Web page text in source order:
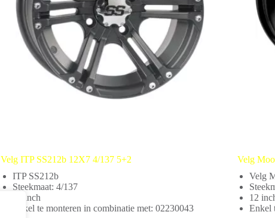
Velg ITP SS212b 12X7 4/137 5+2
ITP SS212b
Steekmaat: 4/137
12 inch
Enkel te monteren in combinatie met: 02230043
Velg
Velg
12
Enkel